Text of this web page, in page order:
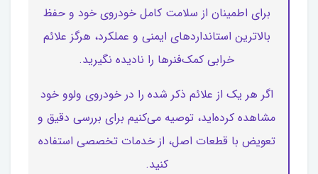
برای اطمینان از سلامت کامل خودروی خود و حفظ
بالاترین استانداردهای ایمنی و عملکرد، هرگز علائم
خرابی کمک‌فنرها را نادیده نگیرید.
اگر هر یک از علائم ذکر شده را در خودروی ولوو خود
مشاهده کرده‌اید، توصیه می‌کنیم برای بررسی دقیق و
تعویض با قطعات اصل، از خدمات تخصصی استفاده
کنید.